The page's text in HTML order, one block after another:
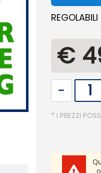
€
* I PREZZI